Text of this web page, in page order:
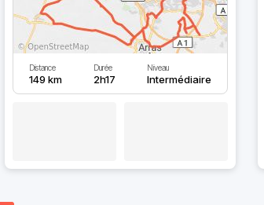
Distance
149 km
Durée
2h17
Niveau
Intermédiaire